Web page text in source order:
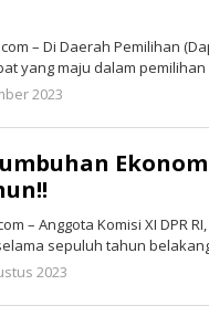
– Di Daerah Pemilihan
yang maju dalam
2023
– Anggota Komisi XI DPR
sepuluh tahun
2023